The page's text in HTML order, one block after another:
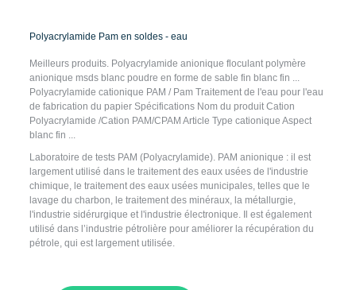
Polyacrylamide Pam en soldes - eau
Meilleurs produits. Polyacrylamide anionique floculant polymère
anionique msds blanc poudre en forme de sable fin blanc fin ...
Polyacrylamide cationique PAM / Pam Traitement de l'eau pour l'eau
de fabrication du papier Spécifications Nom du produit Cation
Polyacrylamide /Cation PAM/CPAM Article Type cationique Aspect
blanc fin ...
Laboratoire de tests PAM (Polyacrylamide). PAM anionique : il est
largement utilisé dans le traitement des eaux usées de l'industrie
chimique, le traitement des eaux usées municipales, telles que le
lavage du charbon, le traitement des minéraux, la métallurgie,
l'industrie sidérurgique et l'industrie électronique. Il est également
utilisé dans l’industrie pétrolière pour améliorer la récupération du
pétrole, qui est largement utilisée.